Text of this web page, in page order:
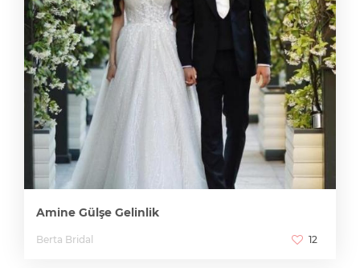
Amine Gülşe Gelinlik
Berta Bridal 12